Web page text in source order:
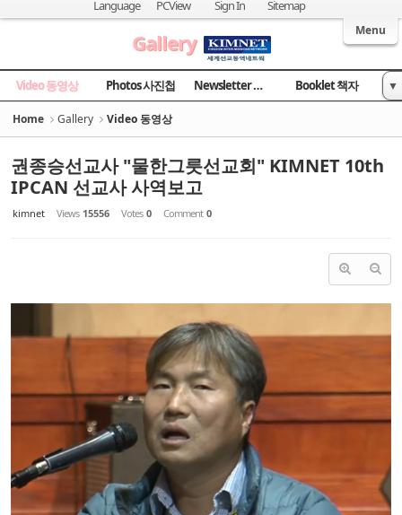
Welcome to Kingdom Inter-Missions Network
Language PCView Sign In Sitemap
Menu
Gallery
Video 동영상 Photos 사진첩 Newsletter 소식지 Booklet 책자
News 국민일보
▼
Home Gallery Video 동영상
권종승선교사 "물한그릇선교회" KIMNET 10th
IPCAN 선교사 사역보고
kimnet Views 15556 Votes 0 Comment 0